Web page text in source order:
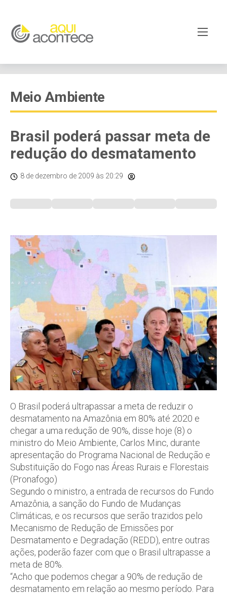
Meio Ambiente
Brasil poderá passar meta de
redução do desmatamento
8 de dezembro de 2009 às 20:29
O Brasil poderá ultrapassar a meta de reduzir o
desmatamento na Amazônia em 80% até 2020 e
chegar a uma redução de 90%, disse hoje (8) o
ministro do Meio Ambiente, Carlos Minc, durante
apresentação do Programa Nacional de Redução e
Substituição do Fogo nas Áreas Rurais e Florestais
(Pronafogo)
Segundo o ministro, a entrada de recursos do Fundo
Amazônia, a sanção do Fundo de Mudanças
Climáticas, e os recursos que serão trazidos pelo
Mecanismo de Redução de Emissões por
Desmatamento e Degradação (REDD), entre outras
ações, poderão fazer com que o Brasil ultrapasse a
meta de 80%.
“Acho que podemos chegar a 90% de redução de
desmatamento em relação ao mesmo período. Para